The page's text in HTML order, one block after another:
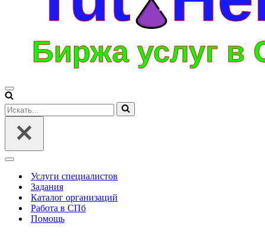
Меню
навигации
Искать...
Меню
навигацииУслуги специалистов
Задания
Каталог организаций
Работа в СПб
Помощь